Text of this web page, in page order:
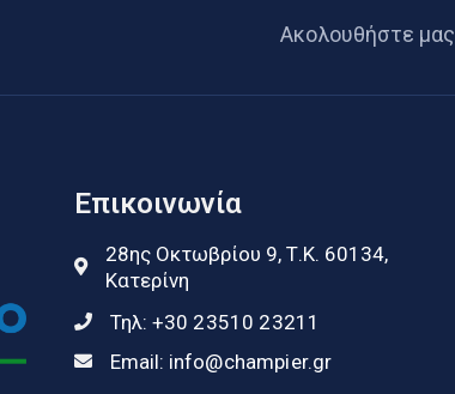
Ακολουθήστε μας
Επικοινωνία
28ης Οκτωβρίου 9, Τ.Κ. 60134,
Κατερίνη
Τηλ: +30 23510 23211
Email: info@champier.gr